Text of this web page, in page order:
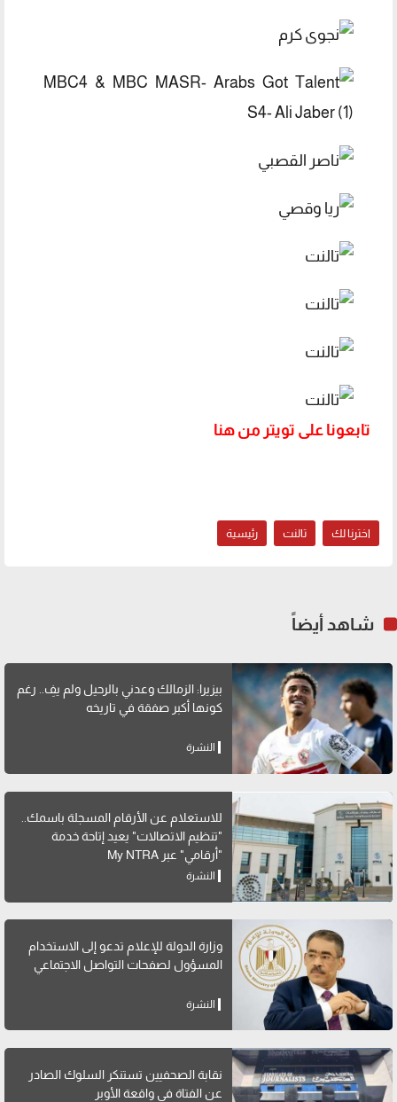
تابعونا على تويتر من هنا
اخترنا لك تالنت رئيسية
شاهد أيضاً
بيزيرا: الزمالك وعدني بالرحيل ولم يفِ.. رغم
كونها أكبر صفقة في تاريخه
النشرة
للاستعلام عن الأرقام المسجلة باسمك..
"تنظيم الاتصالات" يعيد إتاحة خدمة
"أرقامي" عبر My NTRA
النشرة
وزارة الدولة للإعلام تدعو إلى الاستخدام
المسؤول لصفحات التواصل الاجتماعي
النشرة
نقابة الصحفيين تستنكر السلوك الصادر
عن الفتاة في واقعة الأوبر